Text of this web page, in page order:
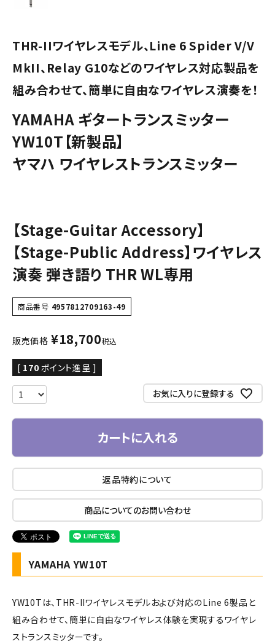
THR-IIワイヤレスモデル、Line 6 Spider V/V
MkII、Relay G10などのワイヤレス対応製品を
組み合わせて、簡単に自由なワイヤレス演奏を！
YAMAHA ギタートランスミッター
YW10T【新製品】
ヤマハ ワイヤレストランスミッター
【Stage-Guitar Accessory】
【Stage-Public Address】ワイヤレス
演奏 弾き語り THR WL専用
商品番号 4957812709163-49
販売価格 ¥18,700税込
[ 170 ポイント進呈 ]
お気に入りに登録する
カートに入れる
返品特約について
商品についてのお問い合わせ
YAMAHA YW10T
YW10Tは、THR-IIワイヤレスモデルおよび対応のLine 6製品と
組み合わせて、簡単に自由なワイヤレス体験を実現するワイヤレ
ストランスミッターです。